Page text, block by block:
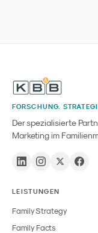
FORSCHUNG.
Der spezialisierte
Marketing im
LEISTUNGEN
Family Strategy
Family Facts